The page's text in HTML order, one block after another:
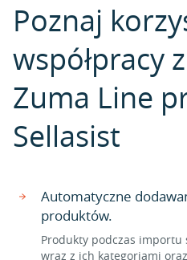
Poznaj
współpracy
Zuma Line
Sellasist
Automatyczne
produktów.
Produkty podczas
wraz z ich kategoriami